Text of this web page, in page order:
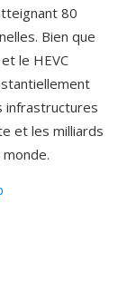
80
Bien que
le HEVC
infrastructures
et les milliards